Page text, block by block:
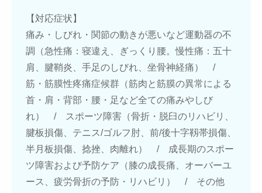
【対応症状】
痛み・しびれ・関節の動きが悪いなど運動器の不
調（急性痛：寝違え、ぎっくり腰。慢性痛：五十
肩、腱鞘炎、手足のしびれ、坐骨神経痛） /
筋・筋膜性疼痛症候群（筋肉と筋膜の異常による
首・肩・背部・腰・足など全ての痛みやしび
れ） / スポーツ障害（骨折・脱臼のリハビリ、
腱板損傷、テニス/ゴルフ肘、前/後十字靱帯損傷、
半月板損傷、捻挫、肉離れ） / 成長期のスポー
ツ障害および予防ケア（膝の成長痛、オーバーユ
ース、疲労骨折の予防・リハビリ） / その他